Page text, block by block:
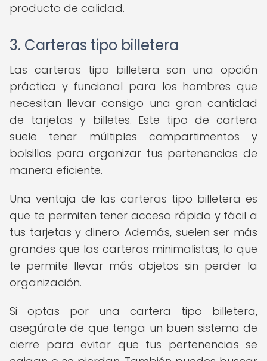
producto de calidad.
3. Carteras tipo billetera
Las carteras tipo billetera son una opción
práctica y funcional para los hombres que
necesitan llevar consigo una gran cantidad
de tarjetas y billetes. Este tipo de cartera
suele tener múltiples compartimentos y
bolsillos para organizar tus pertenencias de
manera eficiente.
Una ventaja de las carteras tipo billetera es
que te permiten tener acceso rápido y fácil a
tus tarjetas y dinero. Además, suelen ser más
grandes que las carteras minimalistas, lo que
te permite llevar más objetos sin perder la
organización.
Si optas por una cartera tipo billetera,
asegúrate de que tenga un buen sistema de
cierre para evitar que tus pertenencias se